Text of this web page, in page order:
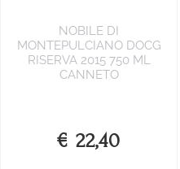
NOBILE DI
MONTEPULCIANO DOCG
RISERVA 2015 750 ML
CANNETO
€ 22,40